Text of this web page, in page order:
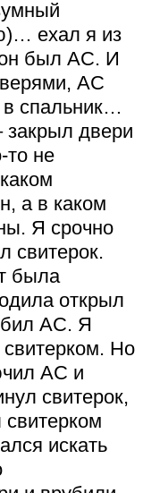
ехал я из
он был АС. И
АС
в спальник…
закрыл двери
не
а в каком
Я срочно
свитерок.
была
открыл
АС. Я
свитерком. Но
АС и
свитерок,
искать